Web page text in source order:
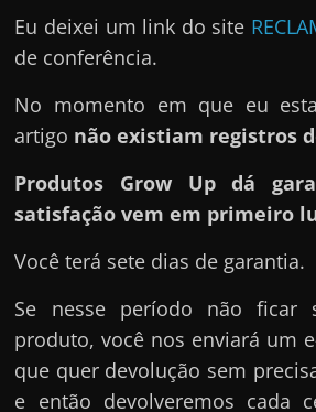
Eu deixei um link do site
de conferência.
No momento em que eu
artigo não existiam registros
Produtos Grow Up dá
satisfação vem em primeiro
Você terá sete dias de garantia.
Se nesse período não ficar
produto, você nos enviará um
que quer devolução sem
e então devolveremos cada